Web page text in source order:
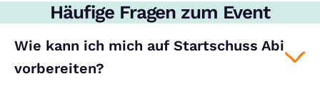
Häufige Fragen zum Event
Wie kann ich mich auf Startschuss Abi
vorbereiten?